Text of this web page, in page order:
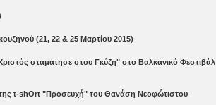
(21, 22 & 25 Μαρτίου 2015)
σταμάτησε στου Γκύζη" στο Βαλκανικό Φεστιβάλ
t-shOrt "Προσευχή" του Θανάση Νεοφώτιστου